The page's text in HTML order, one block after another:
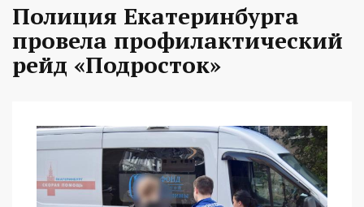
Полиция Екатеринбурга
провела профилактический
рейд «Подросток»